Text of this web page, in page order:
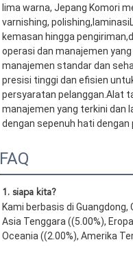
lima warna, Jepang Komori
varnishing,
kemasan hingga
operasi dan manajemen
manajemen standar dan
presisi tinggi dan efisien
persyaratan pelanggan.Alat
manajemen yang terkini dan
dengan sepenuh hati
FAQ
1. siapa kita?
Kami berbasis di
Asia Tenggara ((5.00%),
Oceania ((2.00%), Amerika